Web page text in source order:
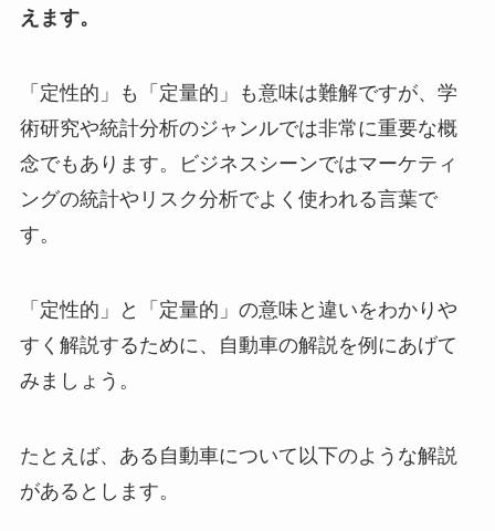
えます。
「定性的」も「定量的」も意味は難解ですが、学
術研究や統計分析のジャンルでは非常に重要な概
念でもあります。ビジネスシーンではマーケティ
ングの統計やリスク分析でよく使われる言葉で
す。
「定性的」と「定量的」の意味と違いをわかりや
すく解説するために、自動車の解説を例にあげて
みましょう。
たとえば、ある自動車について以下のような解説
があるとします。